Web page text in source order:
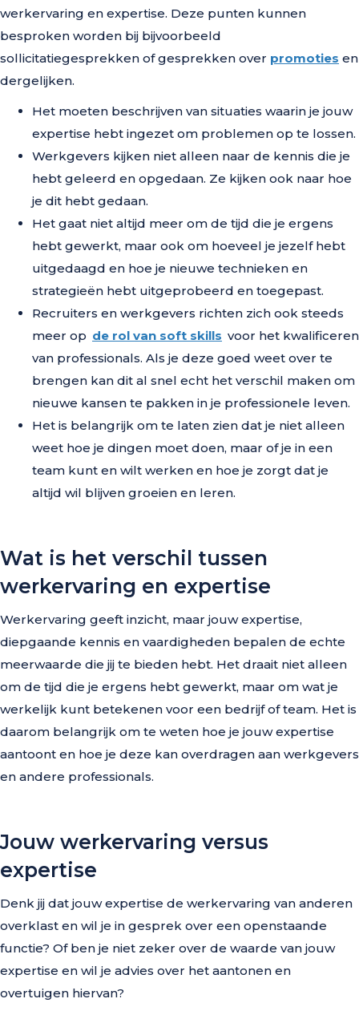
werkervaring en expertise. Deze punten kunnen
besproken worden bij bijvoorbeeld
sollicitatiegesprekken of gesprekken over promoties en
dergelijken.
Het moeten beschrijven van situaties waarin je jouw
expertise hebt ingezet om problemen op te lossen.
Werkgevers kijken niet alleen naar de kennis die je
hebt geleerd en opgedaan. Ze kijken ook naar hoe
je dit hebt gedaan.
Het gaat niet altijd meer om de tijd die je ergens
hebt gewerkt, maar ook om hoeveel je jezelf hebt
uitgedaagd en hoe je nieuwe technieken en
strategieën hebt uitgeprobeerd en toegepast.
Recruiters en werkgevers richten zich ook steeds
meer op de rol van soft skills voor het kwalificeren
van professionals. Als je deze goed weet over te
brengen kan dit al snel echt het verschil maken om
nieuwe kansen te pakken in je professionele leven.
Het is belangrijk om te laten zien dat je niet alleen
weet hoe je dingen moet doen, maar of je in een
team kunt en wilt werken en hoe je zorgt dat je
altijd wil blijven groeien en leren.
Wat is het verschil tussen
werkervaring en expertise
Werkervaring geeft inzicht, maar jouw expertise,
diepgaande kennis en vaardigheden bepalen de echte
meerwaarde die jij te bieden hebt. Het draait niet alleen
om de tijd die je ergens hebt gewerkt, maar om wat je
werkelijk kunt betekenen voor een bedrijf of team. Het is
daarom belangrijk om te weten hoe je jouw expertise
aantoont en hoe je deze kan overdragen aan werkgevers
en andere professionals.
Jouw werkervaring versus
expertise
Denk jij dat jouw expertise de werkervaring van anderen
overklast en wil je in gesprek over een openstaande
functie? Of ben je niet zeker over de waarde van jouw
expertise en wil je advies over het aantonen en
overtuigen hiervan?